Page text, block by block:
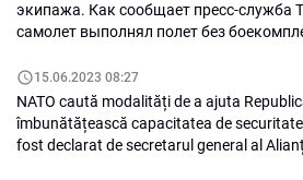
экипажа. Как сообщает пресс-служба
самолет выполнял полет без
15.06.2023 08:27
NATO caută modalități de a ajuta
îmbunătățească capacitatea de
fost declarat de secretarul general al